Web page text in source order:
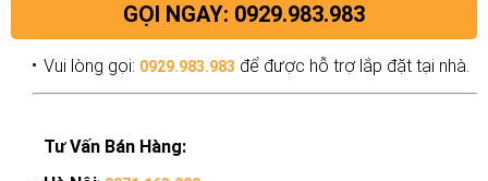
GỌI NGAY: 0929.983.983
Vui lòng gọi: 0929.983.983 để được hỗ trợ lắp đặt tại nhà.
Tư Vấn Bán Hàng: